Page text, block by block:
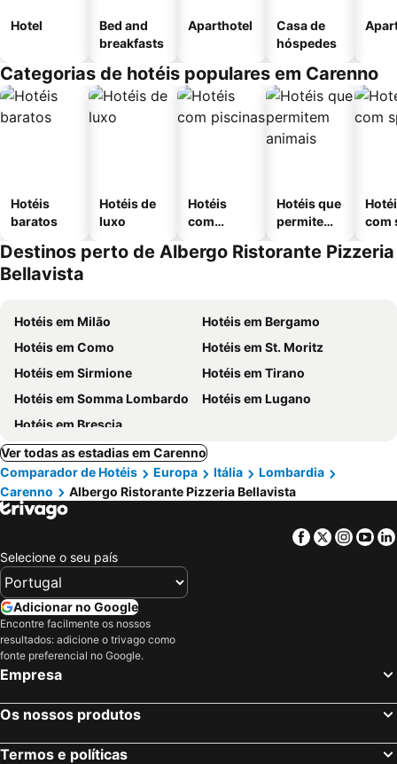
Hotel
Bed and
breakfasts
Aparthotel
Casa de
hóspedes
Categorias de hotéis populares em Carenno
Hotéis
baratos
Hotéis de
luxo
Hotéis
com
Hotéis que
permitem
com
Destinos perto de Albergo Ristorante Pizzeria
Bellavista
Hotéis em Milão
Hotéis em Bergamo
Hotéis em Como
Hotéis em St. Moritz
Hotéis em Sirmione
Hotéis em Tirano
Hotéis em Somma Lombardo
Hotéis em Lugano
Hotéis em Brescia
Ver todas as estadias em Carenno
Comparador de Hotéis
Europa Itália
Lombardia
Carenno
Albergo Ristorante Pizzeria Bellavista
Facebook
Twitter
Selecione o seu país
Adicionar no Google
Encontre facilmente os nossos
resultados: adicione o trivago como
fonte preferencial no Google.
Empresa
Os nossos produtos
Termos e políticas